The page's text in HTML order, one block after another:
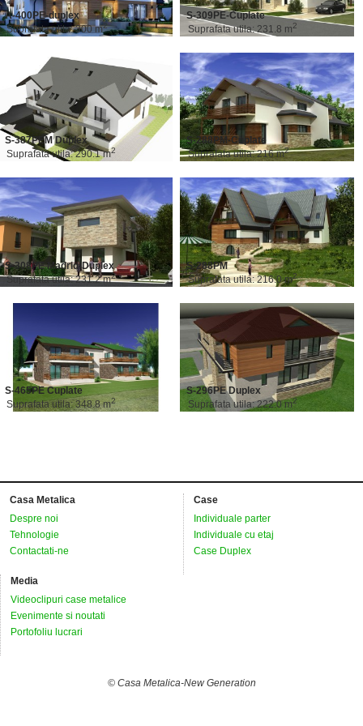
A-400PE-duplex
Suprafata utila: 300 m2
S-309PE-Cuplate
Suprafata utila: 231.8 m2
S-387PEM Duplex
Suprafata utila: 290.1 m2
S-288PM-Cuplate
Suprafata utila: 216 m2
S-308PE Madrid-Duplex
Suprafata utila: 231.2 m2
S-288PM
Suprafata utila: 216.0 m2
S-465PE Cuplate
Suprafata utila: 348.8 m2
S-296PE Duplex
Suprafata utila: 222.0 m2
Casa Metalica
Despre noi
Tehnologie
Contactati-ne
Case
Individuale parter
Individuale cu etaj
Case Duplex
Media
Videoclipuri case metalice
Evenimente si noutati
Portofoliu lucrari
© Casa Metalica-New Generation